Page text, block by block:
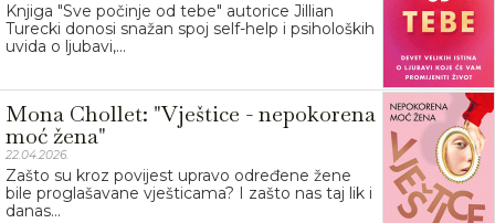
Knjiga "Sve počinje od tebe" autorice Jillian
Turecki donosi snažan spoj self-help i psiholoških
uvida o ljubavi,...
Mona Chollet: "Vještice - nepokorena
moć žena"
22.04.2026.
Zašto su kroz povijest upravo određene žene
bile proglašavane vješticama? I zašto nas taj lik i
danas...